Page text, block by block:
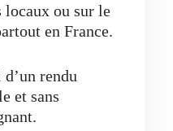
locaux ou sur le
en France.
rendu
et sans